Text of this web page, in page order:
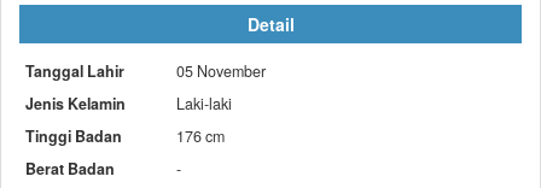
Detail
Tanggal Lahir
05 November
Jenis Kelamin
Laki-laki
Tinggi Badan
176 cm
Berat Badan
-